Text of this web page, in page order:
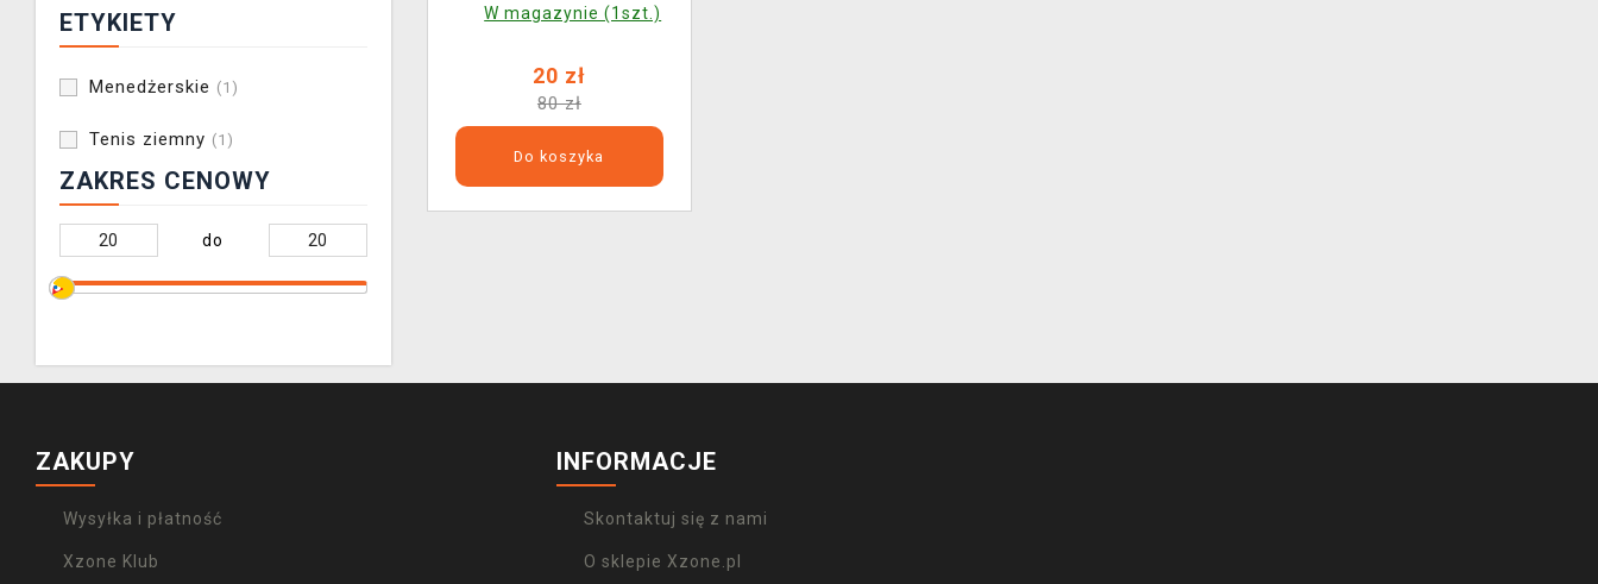
ETYKIETY
Menedżerskie (1)
Tenis ziemny (1)
ZAKRES CENOWY
do
W magazynie (1szt.)
20 zł
80 zł
Do koszyka
ZAKUPY
Wysyłka i płatność
Xzone Klub
INFORMACJE
Skontaktuj się z nami
O sklepie Xzone.pl